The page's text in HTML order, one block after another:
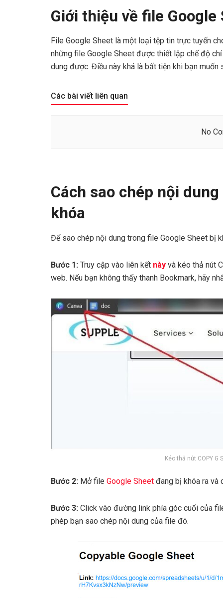
Giới thiệu về file Google
File Google Sheet là một loại tệp tin trực tuyến
những file Google Sheet được thiết lập chế độ
dung được. Điều này khá là bất tiện khi bạn
Các bài viết liên quan
No
Cách sao chép nội
khóa
Để sao chép nội dung trong file Google Sheet bị
Bước 1: Truy cập vào liên kết này và kéo thả nút
web. Nếu bạn không thấy thanh Bookmark, hãy
Kéo thả nút COPY G
Bước 2: Mở file Google Sheet đang bị khóa ra và
Bước 3: Click vào đường link phía góc cuối của
phép bạn sao chép nội dung của file đó.